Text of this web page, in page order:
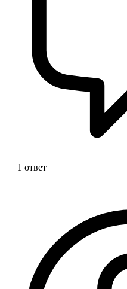
1 ответ